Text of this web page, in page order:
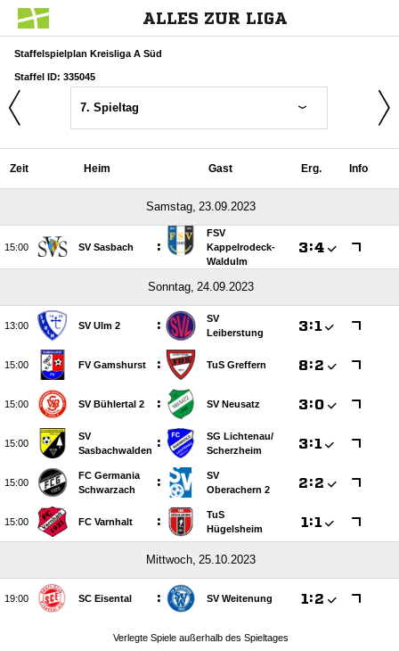
ALLES ZUR LIGA
Staffelspielplan Kreisliga A Süd
Staffel ID: 335045
7. Spieltag
Zeit Heim Gast Erg. Info
 
 SV Sasbach :
FSV
Kappelrodeck-
Waldulm
:
 
 SV Ulm 2 :
SV
Leiberstung
:
 FV Gamshurst : TuS Greffern :
 SV Bühlertal 2 : SV Neusatz :

SV
Sasbachwalden :
SG Lichtenau/​
Scherzheim
:

FC Germania
Schwarzach
:
SV
Oberachern 2
:
 FC Varnhalt :
TuS
Hügelsheim
 :
 
 SC Eisental : SV Weitenung  :
Verlegte Spiele außerhalb des Spieltages